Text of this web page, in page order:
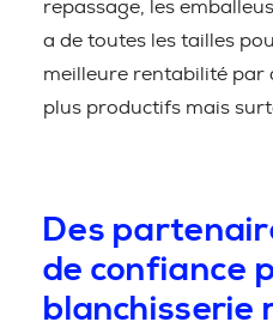
repassage, les
a de toutes les tailles
meilleure rentabilité par
plus productifs mais
Des
de confiance
blanchisserie